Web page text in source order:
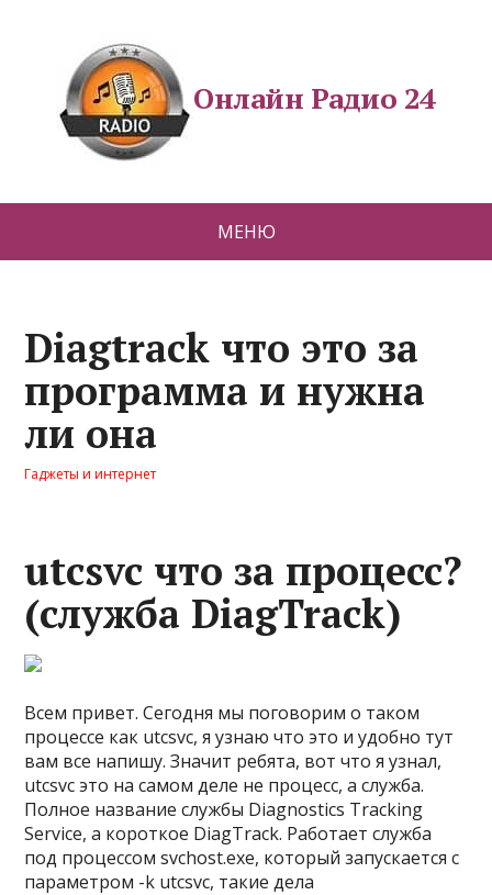
Онлайн Радио 24
МЕНЮ
Diagtrack что это за
программа и нужна
ли она
Гаджеты и интернет
utcsvc что за процесс?
(служба DiagTrack)
Всем привет. Сегодня мы поговорим о таком
процессе как utcsvc, я узнаю что это и удобно тут
вам все напишу. Значит ребята, вот что я узнал,
utcsvc это на самом деле не процесс, а служба.
Полное название службы Diagnostics Tracking
Service, а короткое DiagTrack. Работает служба
под процессом svchost.exe, который запускается с
параметром -k utcsvc, такие дела